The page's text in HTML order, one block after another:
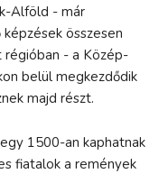
Alföld - már
összesen
- a Közép-
belül megkezdődik
majd részt.
1500-an kaphatnak
fiatalok a remények